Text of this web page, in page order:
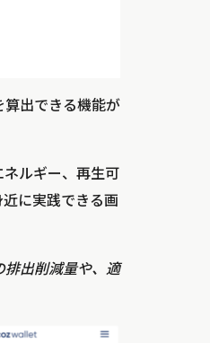
出できる機能が
ルギー、再生可
に実践できる画
出削減量や、適